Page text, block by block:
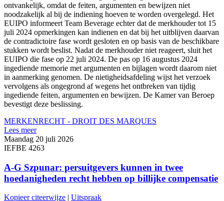
ontvankelijk, omdat de feiten, argumenten en bewijzen niet
noodzakelijk al bij de indiening hoeven te worden overgelegd. Het
EUIPO informeert Team Beverage echter dat de merkhouder tot 15
juli 2024 opmerkingen kan indienen en dat bij het uitblijven daarvan
de contradictoire fase wordt gesloten en op basis van de beschikbare
stukken wordt beslist. Nadat de merkhouder niet reageert, sluit het
EUIPO die fase op 22 juli 2024. De pas op 16 augustus 2024
ingediende memorie met argumenten en bijlagen wordt daarom niet
in aanmerking genomen. De nietigheidsafdeling wijst het verzoek
vervolgens als ongegrond af wegens het ontbreken van tijdig
ingediende feiten, argumenten en bewijzen. De Kamer van Beroep
bevestigt deze beslissing.
MERKENRECHT - DROIT DES MARQUES
Lees meer
Maandag 20 juli 2026
IEFBE 4263
A-G Szpunar: persuitgevers kunnen in twee
hoedanigheden recht hebben op billijke compensatie
Kopieer citeerwijze | Uitspraak